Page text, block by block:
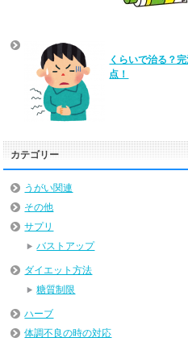
くらいで治る？
点！
カテゴリー
うがい関連
その他
サプリ
バストアップ
ダイエット方法
糖質制限
ハーブ
体調不良の時の対応